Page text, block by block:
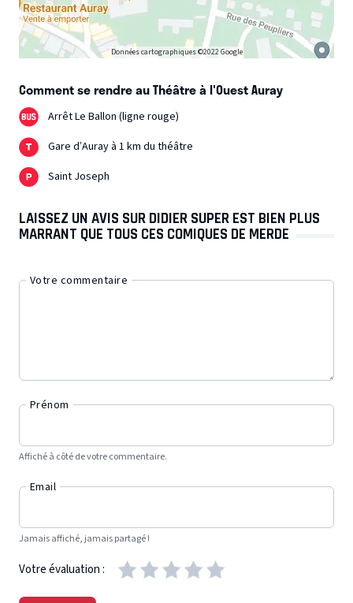
un seul but : percer le secret de leur succès.
Finalement, l’objectif de ce nouveau spectacle n’est rien
dépasse aujourd’hui ses maîtres....
Données cartographiques ©2022 Google
Comment se rendre au Théâtre à l'Ouest Auray
Arrêt Le Ballon (ligne rouge)
Gare d’Auray à 1 km du théâtre
Saint Joseph
LAISSEZ UN AVIS SUR DIDIER SUPER EST BIEN PLUS
MARRANT QUE TOUS CES COMIQUES DE MERDE
Votre commentaire
Prénom
Affiché à côté de votre commentaire.
Email
Jamais affiché, jamais partagé !
Votre évaluation :